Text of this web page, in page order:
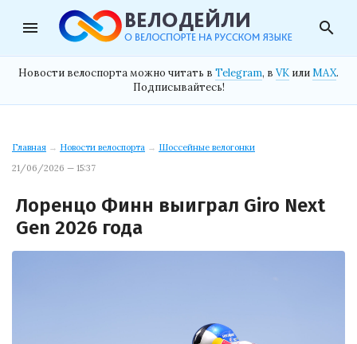
menu search
Новости велоспорта можно читать в Telegram, в VK илиMAX.
Подписывайтесь!
Главная → Новости велоспорта → Шоссейные велогонки
21/06/2026 — 15:37
Лоренцо Финн выиграл Giro Next
Gen 2026 года